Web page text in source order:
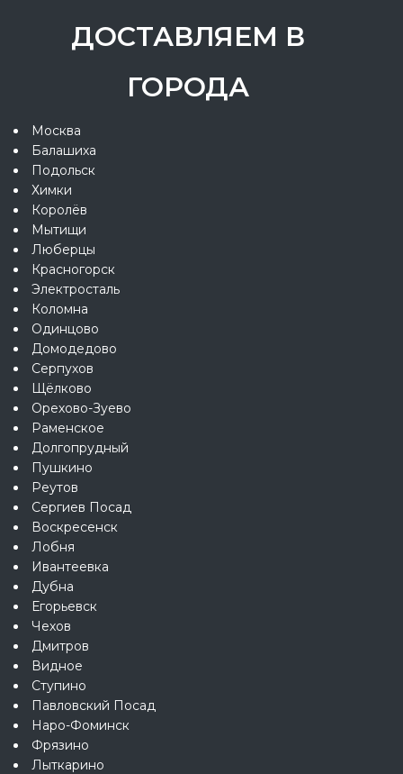
ДОСТАВЛЯЕМ В
ГОРОДА
Москва
Балашиха
Подольск
Химки
Королёв
Мытищи
Люберцы
Красногорск
Электросталь
Коломна
Одинцово
Домодедово
Серпухов
Щёлково
Орехово-Зуево
Раменское
Долгопрудный
Пушкино
Реутов
Сергиев Посад
Воскресенск
Лобня
Ивантеевка
Дубна
Егорьевск
Чехов
Дмитров
Видное
Ступино
Павловский Посад
Наро-Фоминск
Фрязино
Лыткарино